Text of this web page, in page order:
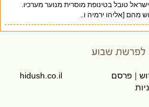
טובל בטינופת מוסרית מנוער מערכיו.
[אליהו ירמיה ו..
|פרסם
hidush.co.il